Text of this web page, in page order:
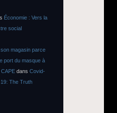
Économie : Vers la
social
magasin parce
port du masque à
dans Covid-
The Truth